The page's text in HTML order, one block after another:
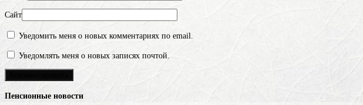
Сайт
Уведомить меня о новых комментариях по email.
Уведомлять меня о новых записях почтой.
Пенсионные новости